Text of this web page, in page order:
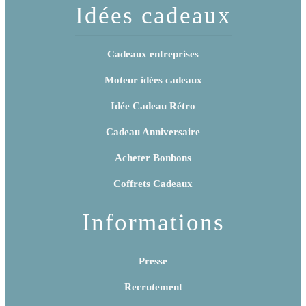
Idées cadeaux
Cadeaux entreprises
Moteur idées cadeaux
Idée Cadeau Rétro
Cadeau Anniversaire
Acheter Bonbons
Coffrets Cadeaux
Informations
Presse
Recrutement